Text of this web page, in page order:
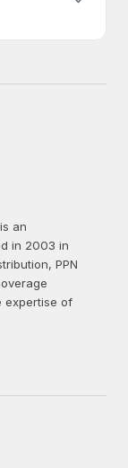
an
in 2003 in
PPN
expertise of